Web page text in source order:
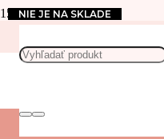
Nakúp nad 30 € a získaj
príroda
NIE JE NA SKLADE